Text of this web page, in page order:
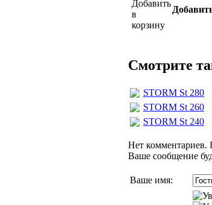
Смотрите
STORM St 280
STORM St 260
STORM St 240
Нет комментариев.
Ваше сообщение
Ваше имя: